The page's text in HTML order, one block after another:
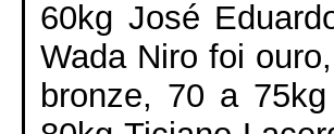
60kg José
Wada Niro foi
bronze, 70 a